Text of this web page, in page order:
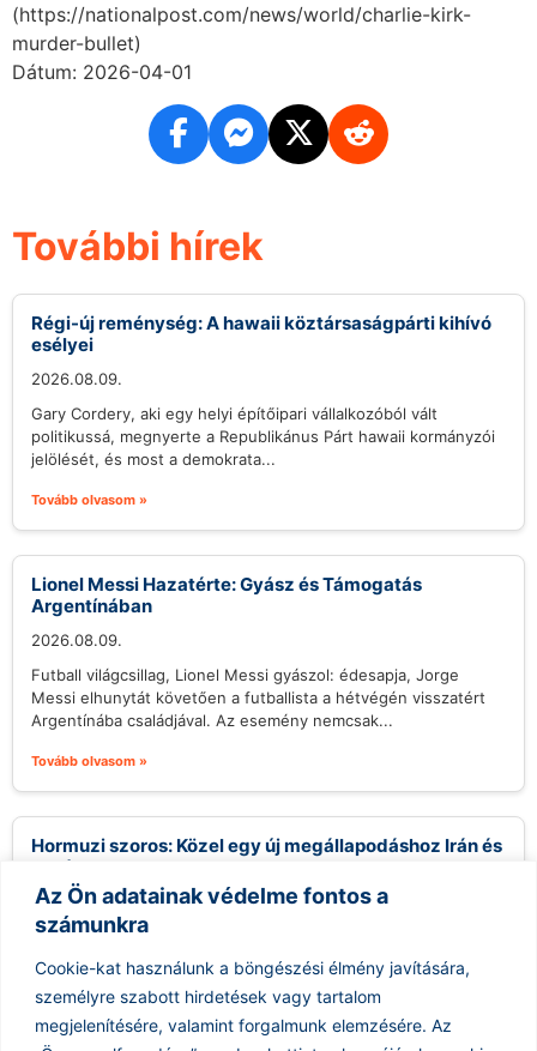
Az Ön adatainak védelme fontos a
számunkra
Cookie-kat használunk a böngészési élmény javítására,
személyre szabott hirdetések vagy tartalom
megjelenítésére, valamint forgalmunk elemzésére. Az
(https://nationalpost.com/news/world/charlie-kirk-
murder-bullet)
Dátum: 2026-04-01
További hírek
Régi-új reménység: A hawaii köztársaságpárti kihívó
esélyei
2026.08.09.
Gary Cordery, aki egy helyi építőipari vállalkozóból vált
politikussá, megnyerte a Republikánus Párt hawaii kormányzói
jelölését, és most a demokrata...
Tovább olvasom »
Lionel Messi Hazatérte: Gyász és Támogatás
Argentínában
2026.08.09.
Futball világcsillag, Lionel Messi gyászol: édesapja, Jorge
Messi elhunytát követően a futballista a hétvégén visszatért
Argentínába családjával. Az esemény nemcsak...
Tovább olvasom »
Hormuzi szoros: Közel egy új megállapodáshoz Irán és
Omán
2026.08.09.
Irán közel áll egy új megállapodás aláírásához Ománnal, amely
egy új tengeri tranzitútvonalat hozna létre a Hormuzi-
szorosban. Abbas Araghchi iráni...
Tovább olvasom »